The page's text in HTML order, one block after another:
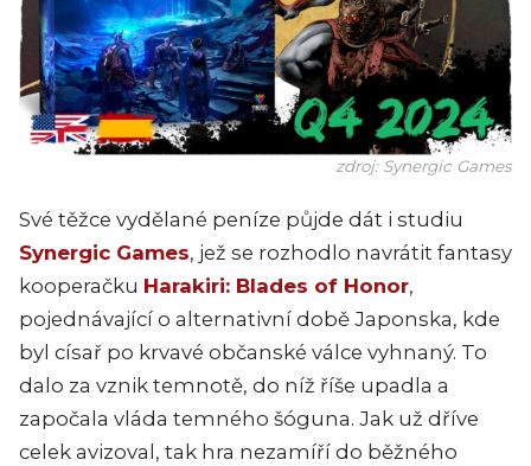
zdroj: Synergic Games
Své těžce vydělané peníze půjde dát i studiu
Synergic Games, jež se rozhodlo navrátit fantasy
kooperačku Harakiri: Blades of Honor,
pojednávající o alternativní době Japonska, kde
byl císař po krvavé občanské válce vyhnaný. To
dalo za vznik temnotě, do níž říše upadla a
započala vláda temného šóguna. Jak už dříve
celek avizoval, tak hra nezamíří do běžného